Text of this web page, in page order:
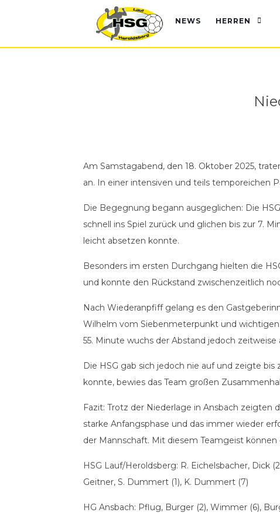
NEWS HERREN
Am Samstagabend, den 18. Oktober 2025,
an. In einer intensiven und teils temporeichen
Die Begegnung begann ausgeglichen: Die
schnell ins Spiel zurück und glichen bis zur 7.
leicht absetzen konnte.
Besonders im ersten Durchgang hielten die
und konnte den Rückstand zwischenzeitlich
Nach Wiederanpfiff gelang es den
Wilhelm vom Siebenmeterpunkt und
55. Minute wuchs der Abstand jedoch zeitweise
Die HSG gab sich jedoch nie auf und zeigte
konnte, bewies das Team großen
Fazit: Trotz der Niederlage in Ansbach zeigten
starke Anfangsphase und das immer wieder
der Mannschaft. Mit diesem Teamgeist
HSG Lauf/Heroldsberg: R. Eichelsbacher, Dick
Geitner, S. Dummert (1), K. Dummert (7)
HG Ansbach: Pflug, Burger (2), Wimmer (6),